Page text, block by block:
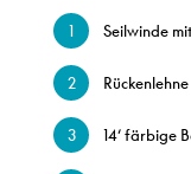
Seilwinde
Rückenlehne
14‘ färbige